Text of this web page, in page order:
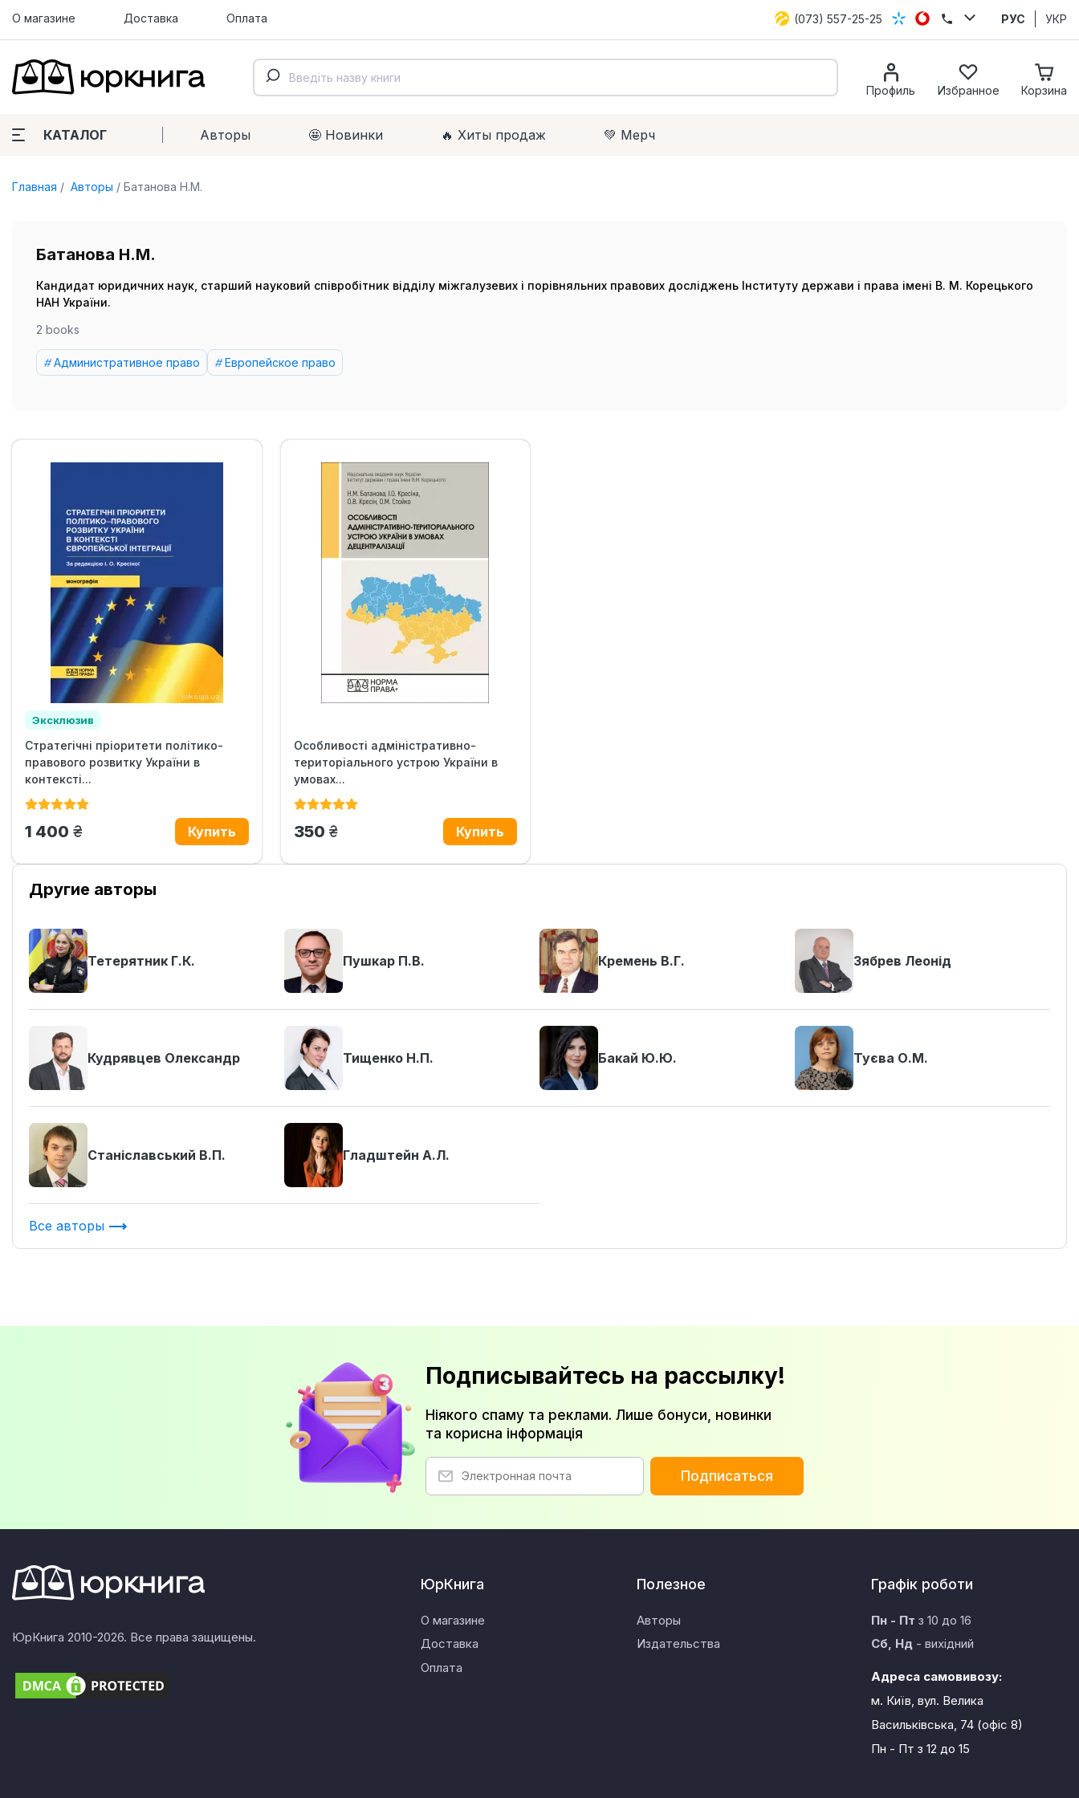
О магазине Доставка Оплата (073) 557-25-25 РУС УКР
Профиль Избранное Корзина
КАТАЛОГ Авторы 🤩 Новинки 🔥 Xиты продаж 💚 Мерч
Главная Авторы Батанова Н.М.
Батанова Н.М.
Кандидат юридичних наук, старший науковий співробітник відділу міжгалузевих і порівняльних правових досліджень Інституту держави і права імені В. М. Корецького
НАН України.
2 books
Административное право Европейское право
Эксклюзив
Стратегічні пріоритети політико-
правового розвитку України в
контексті...
1 400 грн.
Особливості адміністративно-
територіального устрою України в
умовах...
350 грн.
Другие авторы
Тетерятник Г.К. Пушкар П.В. Кремень В.Г. Зябрев Леонід
Кудрявцев Олександр Тищенко Н.П. Бакай Ю.Ю. Туєва О.М.
Станіславський В.П. Гладштейн А.Л.
Все авторы
Подписывайтесь на рассылку!
Ніякого спаму та реклами. Лише бонуси, новинки
та корисна інформація
Подписаться
ЮрКнига 2010-2026. Все права защищены.
ЮрКнига
О магазине
Доставка
Оплата
Полезное
Авторы
Издательства
Графік роботи
Пн - Пт з 10 до 16
Сб, Нд- вихідний
Адреса самовивозу:
м. Київ, вул. Велика
Васильківська, 74 (офіс 8)
Пн - Пт з 12 до 15